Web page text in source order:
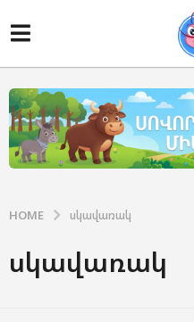
HOME սկավառակ
սկավառակ